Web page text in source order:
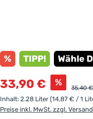
% TIPP! Wähle
Verkaufspreis:
33,90 € % 35,40 €
Inhalt: 2.28 Liter (14,87 € / 1
Preise inkl. MwSt. zzgl.